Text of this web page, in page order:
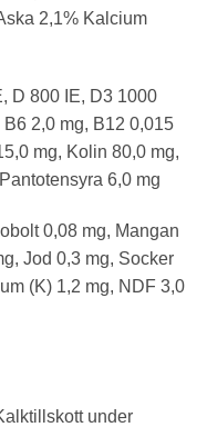
2,1% Kalcium
D 800 IE, D3 1000
B6 2,0 mg, B12 0,015
mg, Kolin 80,0 mg,
6,0 mg
0,08 mg, Mangan
Jod 0,3 mg, Socker
(K) 1,2 mg, NDF 3,0
under